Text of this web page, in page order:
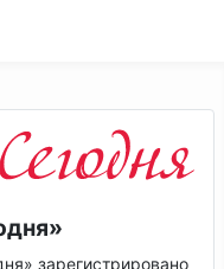
зарегистрировано